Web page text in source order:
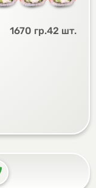
1670 гр.42 шт.